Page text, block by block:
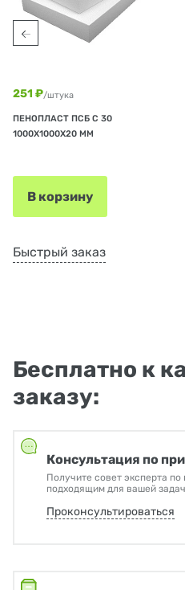
251 ₽/штука
ПЕНОПЛАСТ ПСБ С 30
1000Х1000Х20 ММ
В корзину
Быстрый заказ
Бесплатно к
заказу:
Консультация по
Получите совет эксперта
подходящим для вашей
Проконсультироваться